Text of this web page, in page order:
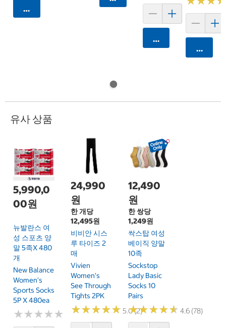
카트에 담기
카트에 담기
카트에
유사 상품
5,990,0
00원
뉴발란스 여
성 스포츠 양
말 5족x 480
개
New Balance
Women's
Sports Socks
5P X 480ea
★★★★★
★★★★★
24,990
원
한 개당
12,495원
비비안 시스
루 타이즈 2
매
Vivien
Women's
See Through
Tights 2PK
★★★★★
★★★★★ 5.0 (2)
12,490
원
한 쌍당
1,249원
싹스탑 여성
베이직 양말
10족
Sockstop
Lady Basic
Socks 10
Pairs
★★★★★
★★★★★ 4.6 (78)